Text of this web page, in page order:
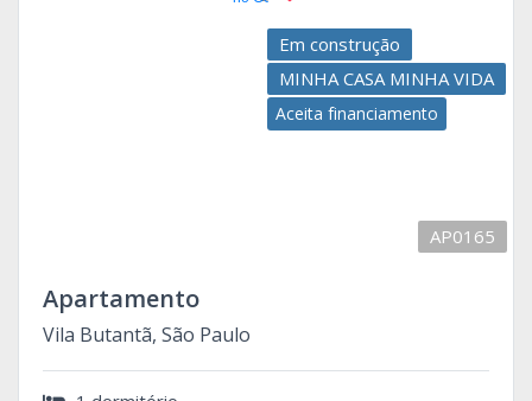
Em construção
MINHA CASA MINHA VIDA
Aceita financiamento
AP0165
Apartamento
Vila Butantã, São Paulo